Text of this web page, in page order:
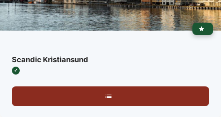
Scandic Kristiansund